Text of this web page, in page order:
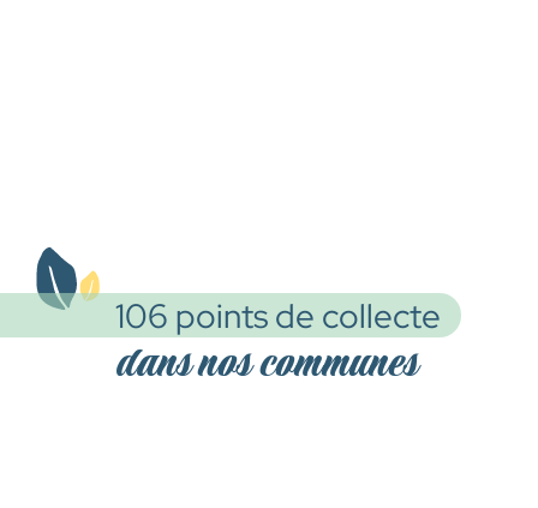
106 points de collecte
dans nos communes